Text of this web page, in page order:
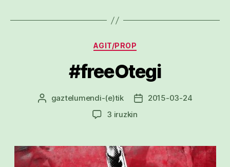
Kategoriak
AGIT/PROP
#freeOtegi
Argitalpenaren
gaztelumendi-(e)tik
Argitalpenaren
2015-03-24
3 iruzkin#freeOtegi